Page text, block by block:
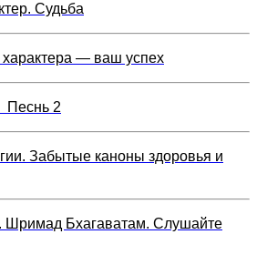
Судьба
— ваш успех
Песнь 2
Забытые каноны здоровья и
Шримад Бхагаватам. Слушайте